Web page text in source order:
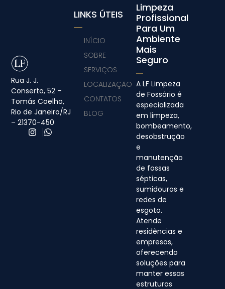
Rua J. J.
Conserto, 52 –
Tomás Coelho,
Rio de Janeiro/RJ
– 21370-450
Limpeza
Profissional
Para Um
Ambiente
Mais
Seguro
A LF Limpeza
de Fossário é
especializada
em limpeza,
bombeamento,
desobstrução
e
manutenção
de fossas
sépticas,
sumidouros e
redes de
esgoto.
Atende
residências e
empresas,
oferecendo
soluções para
manter essas
estruturas
LINKS ÚTEIS
INÍCIO
SOBRE
SERVIÇOS
LOCALIZAÇÃO
CONTATOS
BLOG